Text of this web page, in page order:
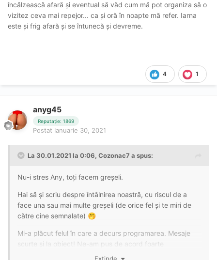
încălzească afară și eventual să văd cum mă pot organiza să o
vizitez ceva mai repejor... ca și oră în noapte mă refer. Iarna
este și frig afară și se întunecă și devreme.
4 1
anyg45
Reputație: 1869
Postat Ianuarie 30, 2021
La 30.01.2021 la 0:06, Cozonac7 a spus:
Nu-i stres Any, toți facem greșeli.
Hai să și scriu despre întâlnirea noastră, cu riscul de a
face una sau mai multe greșeli (de orice fel și te miri de
către cine semnalate) 🤭
Mi-a plăcut felul în care a decurs programarea. Mesaje
scurte și la obiect! Ne-am pus de acord foarte
repede...cu tot și toate. Cel puțin puțin aparent. Dar